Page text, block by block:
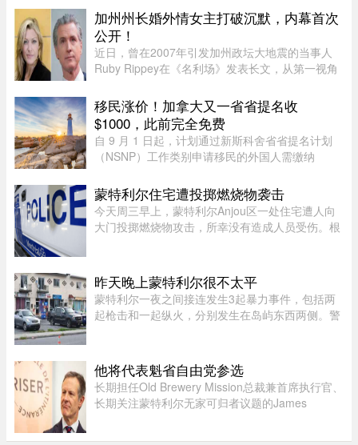
因，也不确定是否涉及武器。警方发言人Flor ...
加州州长婚外情女主打破沉默，内幕首次
公开！
近日，曾在2007年引发加州政坛大地震的当事人
Ruby Rippey在《名利场》发表长文，从第一视角
Gavin Newsom的一段婚外情。这段尘封多年的往
事再次被推向风口浪尖。Gavin New ...
移民涨价！加拿大又一省省提名收
$1000，此前完全免费
自 9 月 1 日起，计划通过新斯科舍省省提名计划
（NSNP）工作类别申请移民的外国人需缴纳
$2,000 的申请费，同样从 9 月 1 日起实施。新斯
科舍省政府于 2026 年 8 月 6 日 ...
蒙特利尔住宅遭投掷燃烧物袭击
今天周三早上，蒙特利尔Anjou区一处住宅遭人向
大门投掷燃烧物攻击，所幸没有造成人员受伤。根
Bellefontaine、靠近avenue de ...
昨天晚上蒙特利尔很不太平
蒙特利尔一夜之间接连发生3起暴力事件，包括两
起枪击和一起纵火，分别发生在岛屿东西两侧。警
大道发生枪击。一名嫌疑人 ...
他将代表魁省自由党参选
长期担任Old Brewery Mission总裁兼首席执行官、
长期关注蒙特利尔无家可归者议题的James